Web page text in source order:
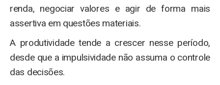
renda, negociar valores e agir de forma mais
assertiva em questões materiais.
A produtividade tende a crescer nesse período,
desde que a impulsividade não assuma o controle
das decisões.